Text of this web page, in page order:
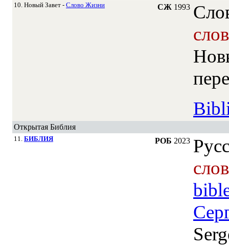
10. Новый Завет - Слово Жизни СЖ 1993
Открытая Библия
11. БИБЛИЯ РОБ 2023